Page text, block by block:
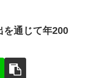
を通じて年200